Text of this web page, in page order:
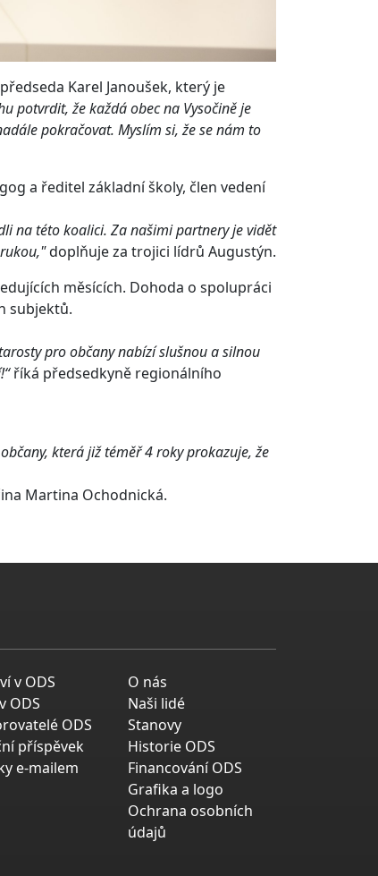
Karel Janoušek, který je
potvrdit, že každá obec na Vysočině je
pokračovat. Myslím si, že se nám to
a ředitel základní školy, člen vedení
na této koalici. Za našimi partnery je vidět
doplňuje za trojici lídrů Augustýn.
měsících. Dohoda o spolupráci
subjektů.
pro občany nabízí slušnou a silnou
říká předsedkyně regionálního
která již téměř 4 roky prokazuje, že
Martina Ochodnická.
v ODS
ODS
ODS
příspěvek
e-mailem
O nás
Naši lidé
Stanovy
Historie ODS
Financování ODS
Grafika a logo
Ochrana osobních
údajů